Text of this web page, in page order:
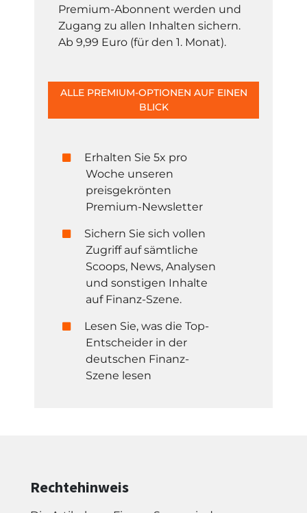
Premium-Abonnent werden und
Zugang zu allen Inhalten sichern.
Ab 9,99 Euro (für den 1. Monat).
ALLE PREMIUM-OPTIONEN AUF EINEN
BLICK
Erhalten Sie 5x pro
Woche unseren
preisgekrönten
Premium-Newsletter
Sichern Sie sich vollen
Zugriff auf sämtliche
Scoops, News, Analysen
und sonstigen Inhalte
auf Finanz-Szene.
Lesen Sie, was die Top-
Entscheider in der
deutschen Finanz-
Szene lesen
Rechtehinweis